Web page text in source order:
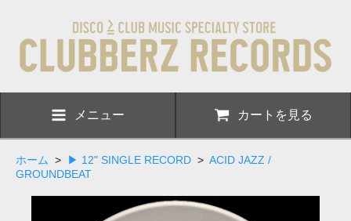
メニュー カートを見る
ホーム > ▶ 12" SINGLE RECORD > ACID JAZZ /
GROUNDBEAT